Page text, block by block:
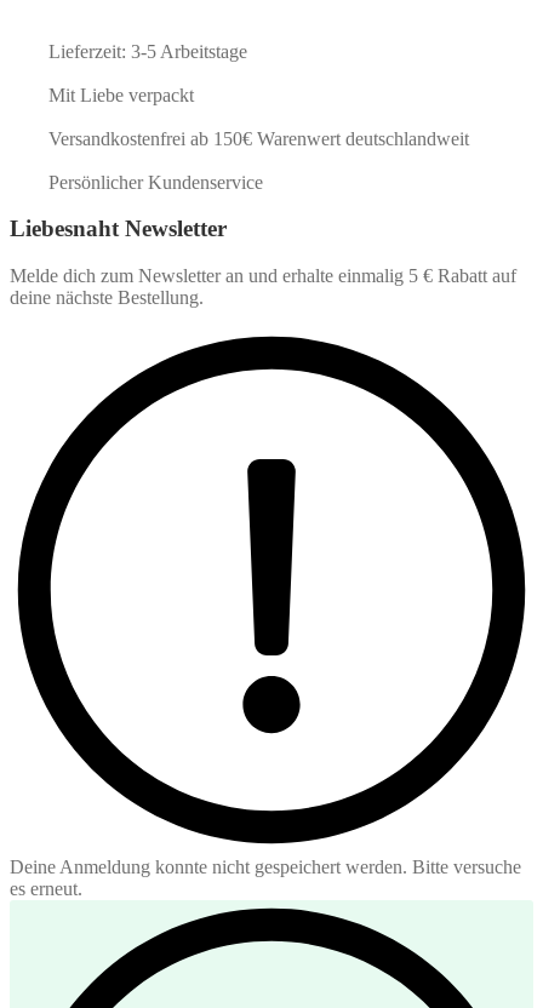
Lieferzeit: 3-5 Arbeitstage
Mit Liebe verpackt
Versandkostenfrei ab 150€ Warenwert deutschlandweit
Persönlicher Kundenservice
Liebesnaht Newsletter
Melde dich zum Newsletter an und erhalte einmalig 5 € Rabatt auf
deine nächste Bestellung.
Deine Anmeldung konnte nicht gespeichert werden. Bitte versuche
es erneut.